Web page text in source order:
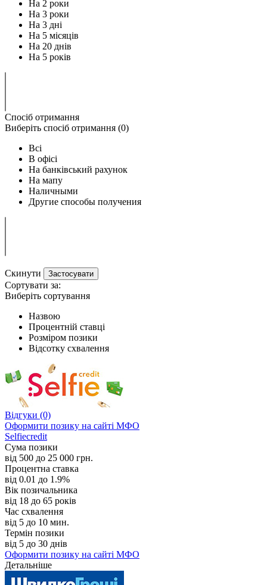
На 2 роки
На 3 роки
На 3 дні
На 5 місяців
На 20 днів
На 5 років
Спосіб отримання
Виберіть спосіб отримання (0)
Всi
В офісі
На банківський рахунок
На мапу
Наличными
Другие способы получения
Скинути Застосувати
Сортувати за:
Виберіть сортування
Назвою
Процентній ставці
Розміром позики
Відсотку схвалення
Відгуки (0)
Оформити позику на сайті МФО
Selfiecredit
Сума позики
від 500 до 25 000 грн.
Процентна ставка
від 0.01 до 1.9%
Вік позичальника
від 18 до 65 років
Час схвалення
від 5 до 10 мин.
Термін позики
від 5 до 30 днів
Оформити позику на сайті МФО
Детальніше